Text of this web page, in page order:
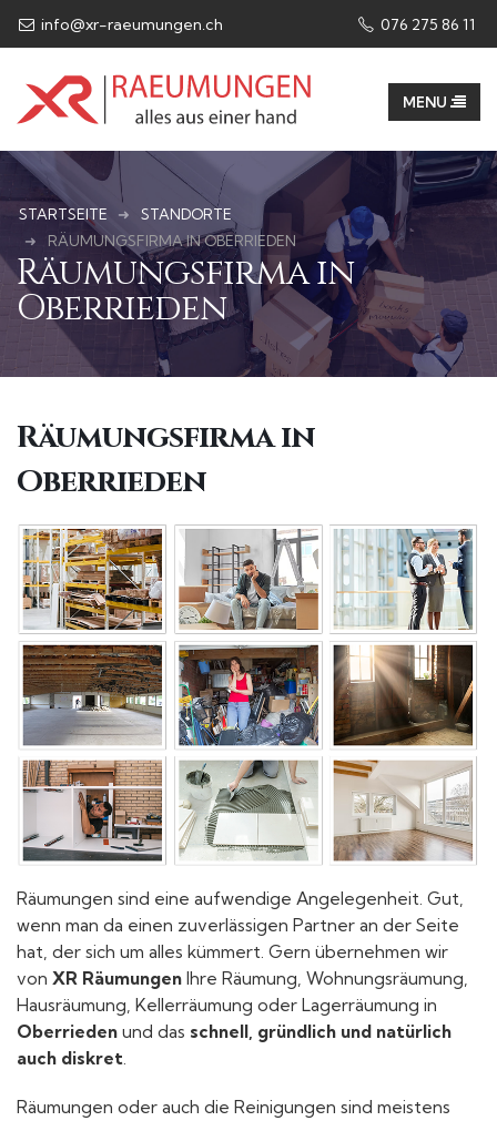
info@xr-raeumungen.ch 076 275 86 11​
STARTSEITE
STANDORTE
RÄUMUNGSFIRMA IN OBERRIEDEN
Räumungsfirma in
Oberrieden
Räumungsfirma in
Oberrieden
Räumungen sind eine aufwendige Angelegenheit. Gut,
wenn man da einen zuverlässigen Partner an der Seite
hat, der sich um alles kümmert. Gern übernehmen wir
von XR Räumungen Ihre Räumung, Wohnungsräumung,
Hausräumung, Kellerräumung oder Lagerräumung in
Oberrieden und das schnell, gründlich und natürlich
auch diskret
Räumungen oder auch die Reinigungen sind meistens